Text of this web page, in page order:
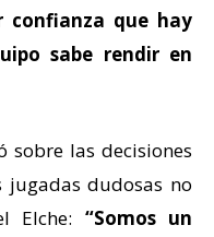
confianza que hay
sabe rendir en
sobre las decisiones
dudosas no
Elche: “Somos un